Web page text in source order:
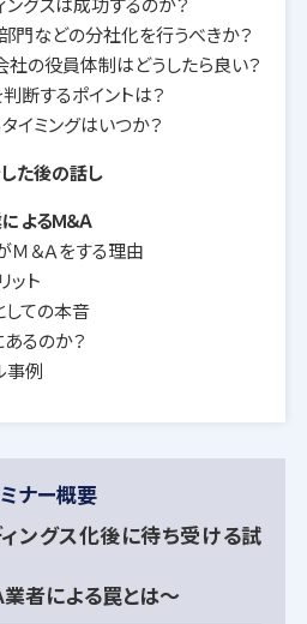
グスは成功するのか？
門などの分社化を行うべきか？
の役員体制はどうしたら良い？
断するポイントは？
イミングはいつか？
した後の話し
よるＭ＆Ａ
Ｍ＆Ａをする理由
ット
しての本音
るのか？
事例
ナー概要
ングス化後に待ち受ける試
業者による罠とは～